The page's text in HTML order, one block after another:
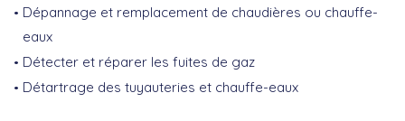
Dépannage et remplacement de chaudières ou chauffe-
eaux
Détecter et réparer les fuites de gaz
Détartrage des tuyauteries et chauffe-eaux